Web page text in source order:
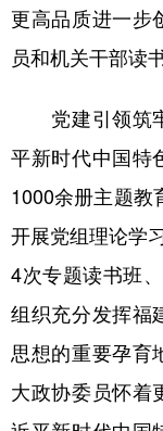
更高品质进一步
员和机关干部读
党建引领筑牢
平新时代中国特
1000余册主题教
开展党组理论学
4次专题读书班
组织充分发挥福
思想的重要孕育
大政协委员怀着